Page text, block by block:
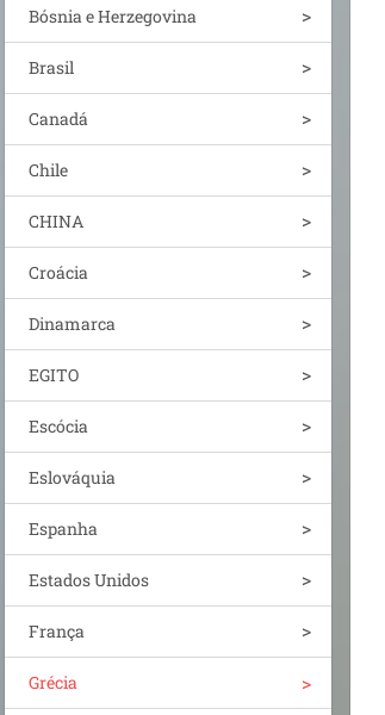
Bósnia e Herzegovina
Brasil
Canadá
Chile
CHINA
Croácia
Dinamarca
EGITO
Escócia
Eslováquia
Espanha
Estados Unidos
França
Grécia